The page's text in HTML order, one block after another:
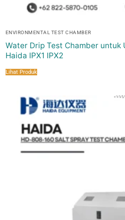
ENVIRONMENTAL TEST CHAMBER
Water Drip Test Chamber untuk
Haida IPX1 IPX2
Lihat Produk